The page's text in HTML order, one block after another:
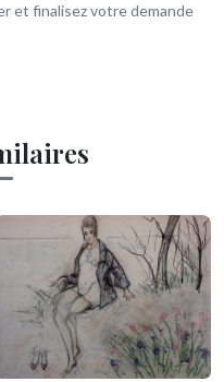
et finalisez votre demande